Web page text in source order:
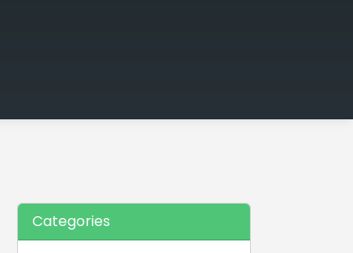
Categories